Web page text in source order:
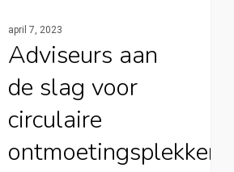
april 7, 2023
Adviseurs aan
de slag voor
circulaire
ontmoetingsplekken